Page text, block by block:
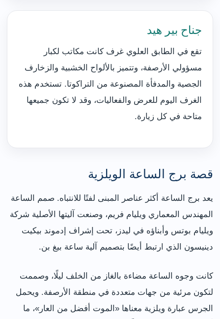
جناح بير هيد
تقع في الطابق العلوي غرف كانت مكاتب لكبار
مسؤولي الأرصفة، وتتميز بالألواح الخشبية والزخارف
الجصية والمدفأة المصنوعة من التراكوتا. تستخدم هذه
الغرف اليوم للعرض والفعاليات، وقد لا تكون جميعها
متاحة في كل زيارة.
قصة برج الساعة الويلزية
يعد برج الساعة أكثر عناصر المبنى لفتًا للانتباه. صمم الساعة
المهندس المعماري ويليام فريم، وصنعت آليتها الأصلية شركة
ويليام بوتس وأبناؤه في ليدز، تحت إشراف إدموند بيكيت
دينيسون الذي ارتبط أيضًا بتصميم آلية ساعة بيغ بن.
كانت وجوه الساعة مضاءة بالغاز من الخلف ليلًا، وصممت
لتكون مرئية من جهات متعددة في منطقة الأرصفة. ويحمل
الجرس عبارة ويلزية معناها «الموت أفضل من العار»، ما